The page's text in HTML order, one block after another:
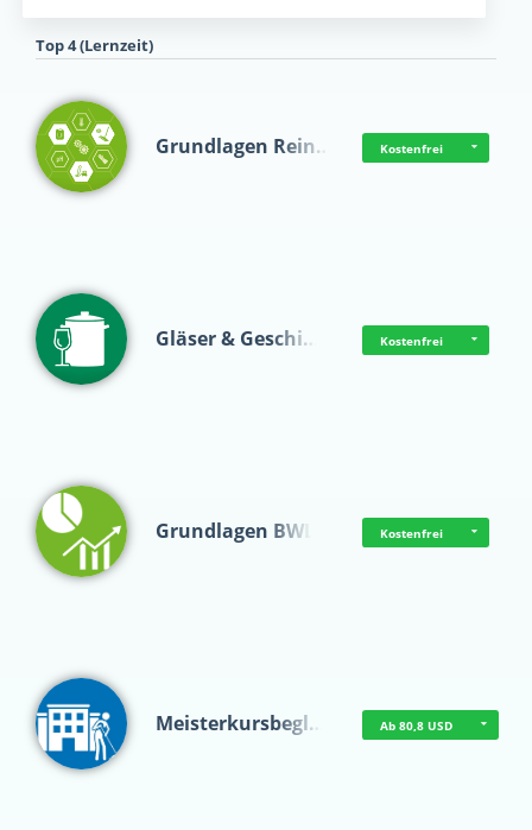
Top 4 (Lernzeit)
Grundlagen Rein… Kostenfrei
Gläser & Geschi… Kostenfrei
Grundlagen BWL Kostenfrei
Meisterkursbegl… Ab 80,8 USD